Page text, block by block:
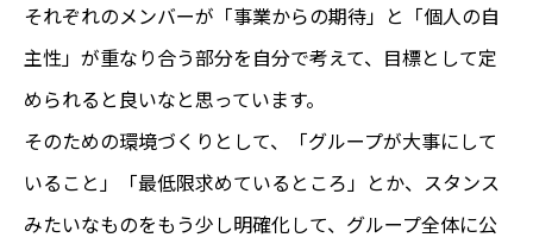
それぞれのメンバーが「事業からの期待」と「個人の自
主性」が重なり合う部分を自分で考えて、目標として定
められると良いなと思っています。
そのための環境づくりとして、「グループが大事にして
いること」「最低限求めているところ」とか、スタンス
みたいなものをもう少し明確化して、グループ全体に公